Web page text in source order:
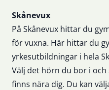
Sidfot
Skånevux
På Skånevux hittar du
för vuxna. Här hittar du
yrkesutbildningar i hela
Välj det hörn du bor i
finns nära dig. Du kan